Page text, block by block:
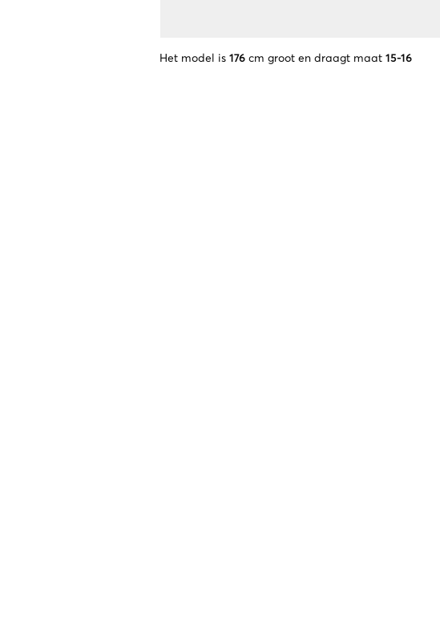
Het model is 176 cm groot en draagt maat 15-16